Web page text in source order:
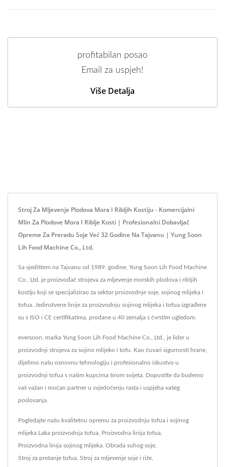
profitabilan posao
Email za uspjeh!
Više Detalja
Stroj Za Mljevenje Plodova Mora I Ribljih Kostiju - Komercijalni
Mlin Za Plodove Mora I Riblje Kosti | Profesionalni Dobavljač
Opreme Za Preradu Soje Već 32 Godine Na Tajvanu | Yung Soon
Lih Food Machine Co., Ltd.
Sa sjedištem na Tajvanu od 1989. godine, Yung Soon Lih Food Machine
Co., Ltd. je proizvođač strojeva za mljevenje morskih plodova i ribljih
kostiju koji se specijalizirao za sektor proizvodnje soje, sojinog mlijeka i
tofua. Jedinstvene linije za proizvodnju sojinog mlijeka i tofua izgrađene
su s ISO i CE certifikatima, prodane u 40 zemalja s čvrstim ugledom.
eversoon, marka Yung Soon Lih Food Machine Co., Ltd., je lider u
proizvodnji strojeva za sojino mlijeko i tofu. Kao čuvari sigurnosti hrane,
dijelimo našu osnovnu tehnologiju i profesionalno iskustvo u
proizvodnji tofua s našim kupcima širom svijeta. Dopustite da budemo
vaš važan i moćan partner u svjedočenju rasta i uspjeha vašeg
poslovanja.
Pogledajte našu kvalitetnu opremu za proizvodnju tofua i sojinog
mlijeka Laka proizvodnja tofua Proizvodna linija tofua
Proizvodna linija sojinog mlijeka Obrada suhog soje
Stroj za prešanje tofua Stroj za mljevenje soje i riže